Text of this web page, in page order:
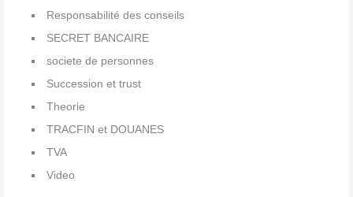
Responsabilité des conseils
SECRET BANCAIRE
societe de personnes
Succession et trust
Theorie
TRACFIN et DOUANES
TVA
Video